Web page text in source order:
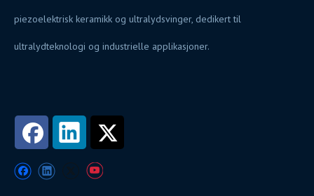
piezoelektrisk keramikk og ultralydsvinger, dedikert til
ultralydteknologi og industrielle applikasjoner.